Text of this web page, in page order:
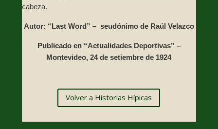
cabeza.
Autor: “Last Word” – seudónimo de Raúl Velazco
Publicado en “Actualidades Deportivas” –
Montevideo, 24 de setiembre de 1924
Volver a Historias Hípicas